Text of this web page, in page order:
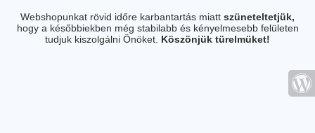
Webshopunkat rövid időre karbantartás miatt szüneteltetjük,
hogy a későbbiekben még stabilabb és kényelmesebb felületen
tudjuk kiszolgálni Önöket. Köszönjük türelmüket!